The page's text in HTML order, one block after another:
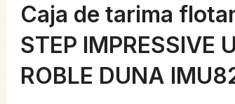
Caja de tarima
STEP IMPRESSIVE
ROBLE DUNA